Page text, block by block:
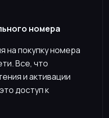
номера
на покупку номера
Все, что
и активации
доступ к